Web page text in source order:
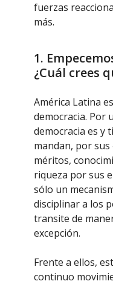
fuerzas
más.
1.
¿Cuál crees
América Latina
democracia. Por
democracia es y
mandan, por
méritos,
riqueza por sus
sólo un
disciplinar a los
transite de
excepción.
Frente a ellos,
continuo